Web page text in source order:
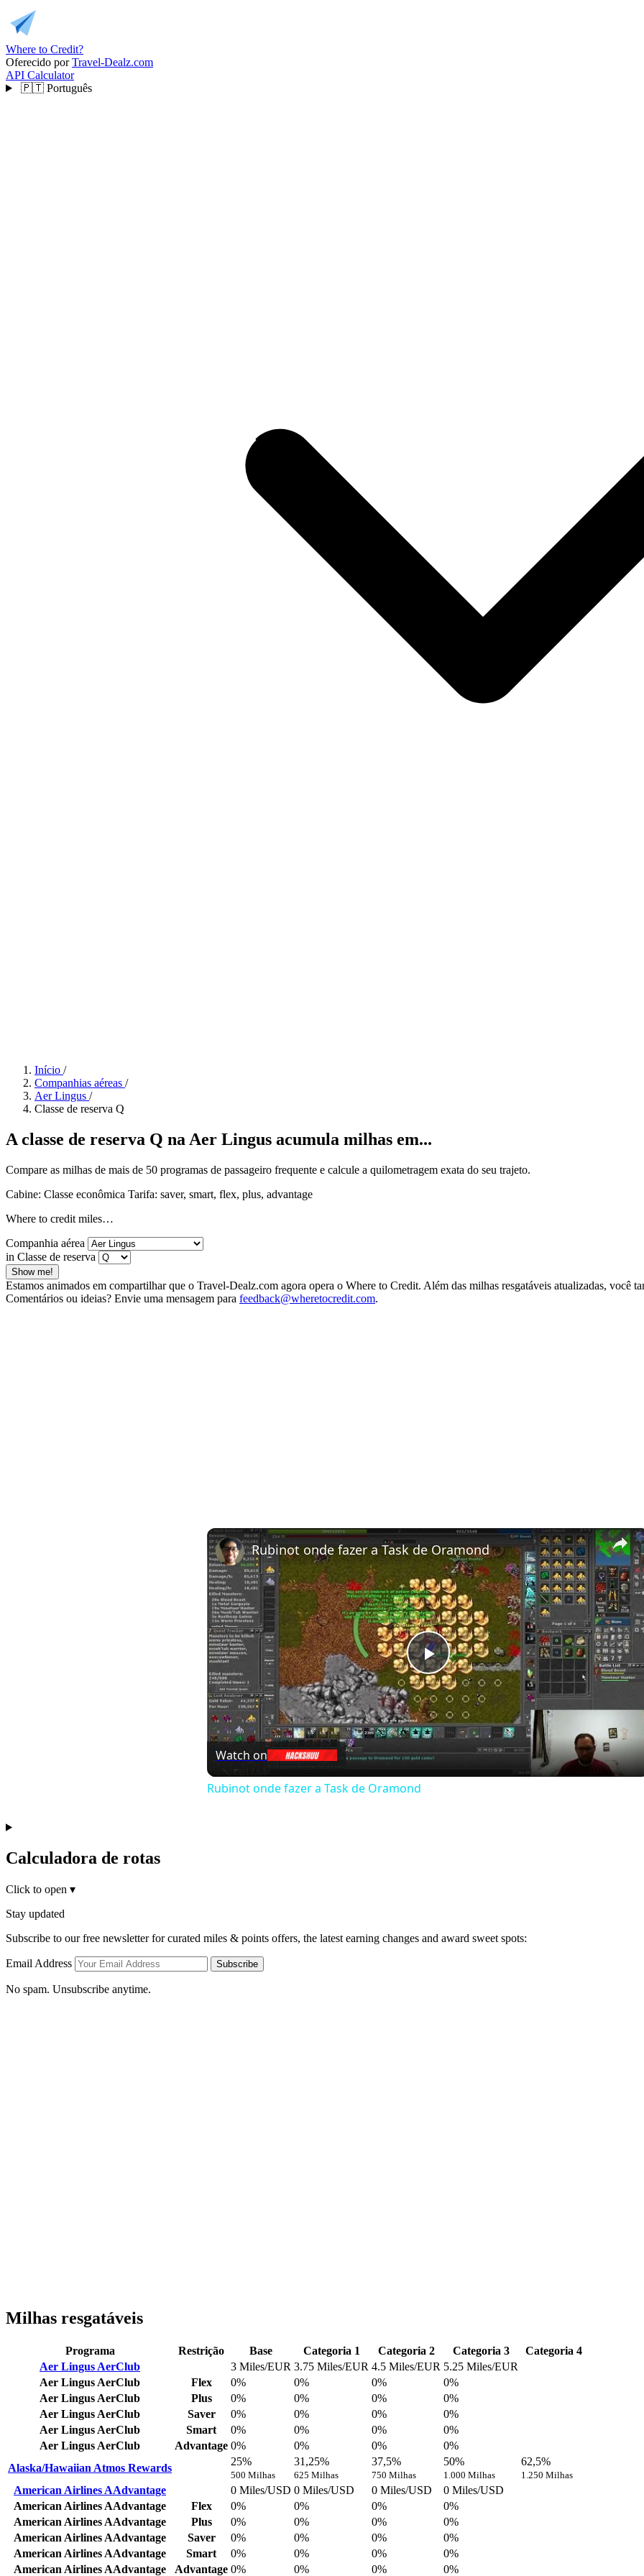
Where to Credit?
Oferecido por Travel-Dealz.com
API Calculator
🇵🇹 Português
Início /
Companhias aéreas /
Aer Lingus /
Classe de reserva Q
A classe de reserva Q na Aer Lingus acumula milhas em...
Compare as milhas de mais de 50 programas de passageiro frequente e calcule a quilometragem exata do seu trajeto.
Cabine: Classe econômica Tarifa: saver, smart, flex, plus, advantage
Where to credit miles…
Companhia aérea
in Classe de reserva
Show me!
Estamos animados em compartilhar que o Travel-Dealz.com agora opera o Where to Credit. Além das milhas resgatáveis atualizadas, você
Comentários ou ideias? Envie uma mensagem para feedback@wheretocredit.com.
×
Play
Video
Rubinot onde fazer a Task de Oramond
Watch on
Rubinot onde fazer a Task de Oramond
Calculadora de rotas
Click to open ▾
Stay updated
Subscribe to our free newsletter for curated miles & points offers, the latest earning changes and award sweet spots:
Email Address Subscribe
No spam. Unsubscribe anytime.
Milhas resgatáveis
Programa Restrição Base Categoria 1 Categoria 2 Categoria 3
Categoria 4
Aer Lingus AerClub
3 Miles/EUR 3.75 Miles/EUR 4.5 Miles/EUR 5.25 Miles/EUR
Aer Lingus AerClub
Flex 0% 0% 0%
0%
Aer Lingus AerClub
Plus 0% 0% 0%
0%
Aer Lingus AerClub
Saver 0% 0% 0%
0%
Aer Lingus AerClub
Smart 0% 0% 0%
0%
Aer Lingus AerClub
Advantage 0% 0% 0%
0%
Alaska/Hawaiian Atmos Rewards
25%
500 Milhas
31,25%
625 Milhas
37,5%
750 Milhas
50%
1.000 Milhas
62,5%
1.250 Milhas
American Airlines AAdvantage 0 Miles/USD 0 Miles/USD 0 Miles/USD
0 Miles/USD
American Airlines AAdvantage
Flex 0% 0% 0%
0%
American Airlines AAdvantage
Plus 0% 0% 0%
0%
American Airlines AAdvantage
Saver 0% 0% 0%
0%
American Airlines AAdvantage
Smart 0% 0% 0%
0%
American Airlines AAdvantage
Advantage 0% 0% 0% 0%